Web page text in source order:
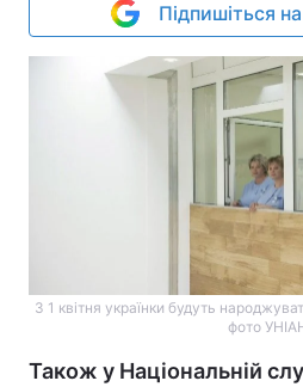
Підпишіться
З 1 квітня українки будуть
фото
Також у Національній